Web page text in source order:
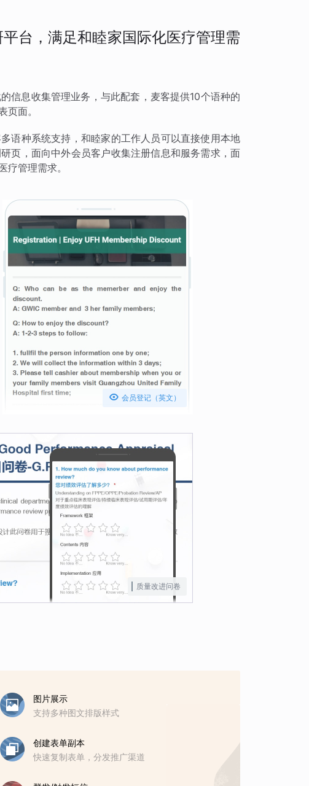
台，满足和睦家国际化医疗管理需
信息收集管理业务，与此配套，麦客提供10个语种的
面。
语种系统支持，和睦家的工作人员可以直接使用本地
页，面向中外会员客户收集注册信息和服务需求，面
管理需求。
 会员登记（英文）
质量改进问卷
图片展示
支持多种图文排版样式
创建表单副本
快速复制表单，分发推广渠道